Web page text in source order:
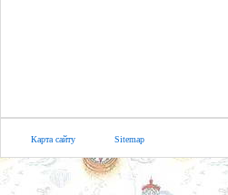
Карта сайту Sitemap